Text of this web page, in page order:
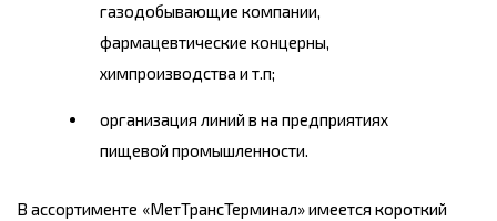
газодобывающие компании,
фармацевтические концерны,
химпроизводства и т.п;
организация линий в на предприятиях
пищевой промышленности.
В ассортименте «МетТрансТерминал» имеется короткий